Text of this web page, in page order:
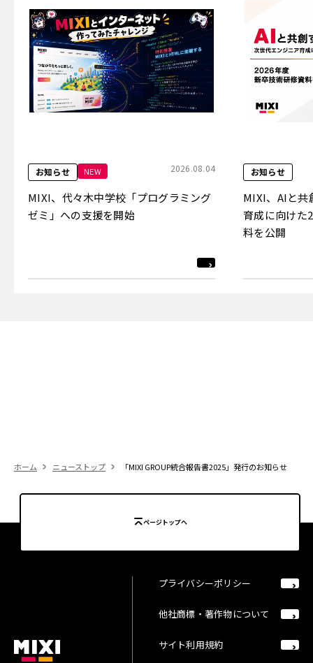
お知らせ NEW 2026.08.04
MIXI、代々木中学校「プログラミング
ゼミ」への支援を開始
お知らせ
MIXI、AIと共
育成に向けた
料を公開
ホーム ニューストップ 「MIXI GROUP統合報告書2025」発行のお知らせ
ページトップへ
プライバシーポリシー
他社商標・著作物について
サイト利用規約